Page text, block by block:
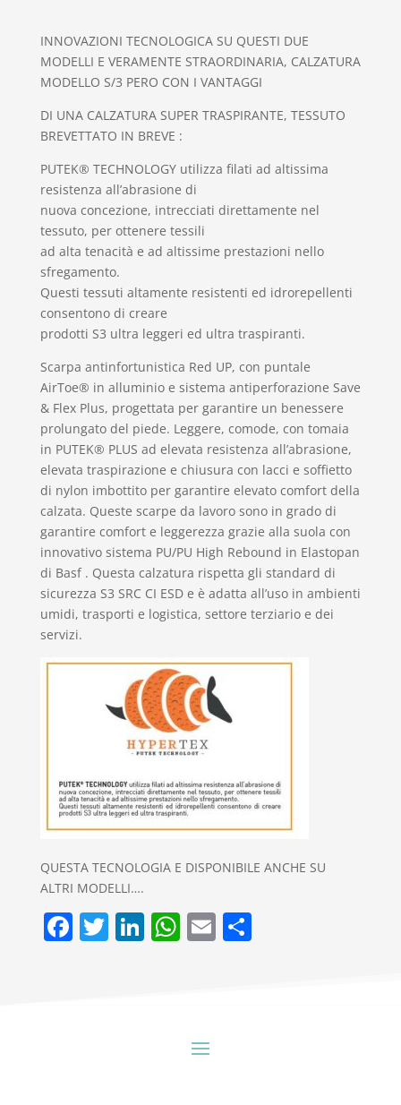
INNOVAZIONI TECNOLOGICA SU QUESTI DUE
MODELLI E VERAMENTE STRAORDINARIA, CALZATURA
MODELLO S/3 PERO CON I VANTAGGI
DI UNA CALZATURA SUPER TRASPIRANTE, TESSUTO
BREVETTATO IN BREVE :
PUTEK® TECHNOLOGY utilizza filati ad altissima
resistenza all’abrasione di
nuova concezione, intrecciati direttamente nel
tessuto, per ottenere tessili
ad alta tenacità e ad altissime prestazioni nello
sfregamento.
Questi tessuti altamente resistenti ed idrorepellenti
consentono di creare
prodotti S3 ultra leggeri ed ultra traspiranti.
Scarpa antinfortunistica Red UP, con puntale
AirToe® in alluminio e sistema antiperforazione Save
& Flex Plus, progettata per garantire un benessere
prolungato del piede. Leggere, comode, con tomaia
in PUTEK® PLUS ad elevata resistenza all’abrasione,
elevata traspirazione e chiusura con lacci e soffietto
di nylon imbottito per garantire elevato comfort della
calzata. Queste scarpe da lavoro sono in grado di
garantire comfort e leggerezza grazie alla suola con
innovativo sistema PU/PU High Rebound in Elastopan
di Basf . Questa calzatura rispetta gli standard di
sicurezza S3 SRC CI ESD e è adatta all’uso in ambienti
umidi, trasporti e logistica, settore terziario e dei
servizi.
QUESTA TECNOLOGIA E DISPONIBILE ANCHE SU
ALTRI MODELLI….
Facebook
Twitter
LinkedIn
WhatsApp
EmailCondividi